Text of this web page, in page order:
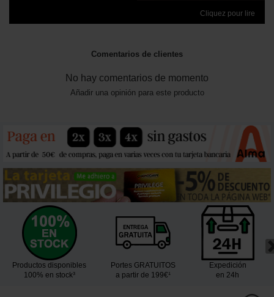
Cliquez pour lire
Comentarios de clientes
No hay comentarios de momento
Añadir una opinión para este producto
Productos disponibles
100% en stock³
Portes GRATUITOS
a partir de 199€¹
Expedición
en 24h